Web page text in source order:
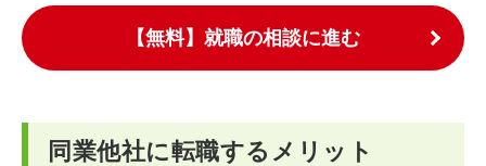
【無料】就職の相談に進む
同業他社に転職するメリット